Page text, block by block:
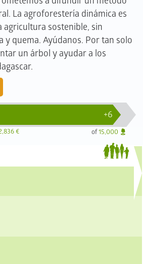
La agroforestería dinámica es
agricultura sostenible, sin
y quema. Ayúdanos. Por tan solo
un árbol y ayudar a los
+6
€ of15,000